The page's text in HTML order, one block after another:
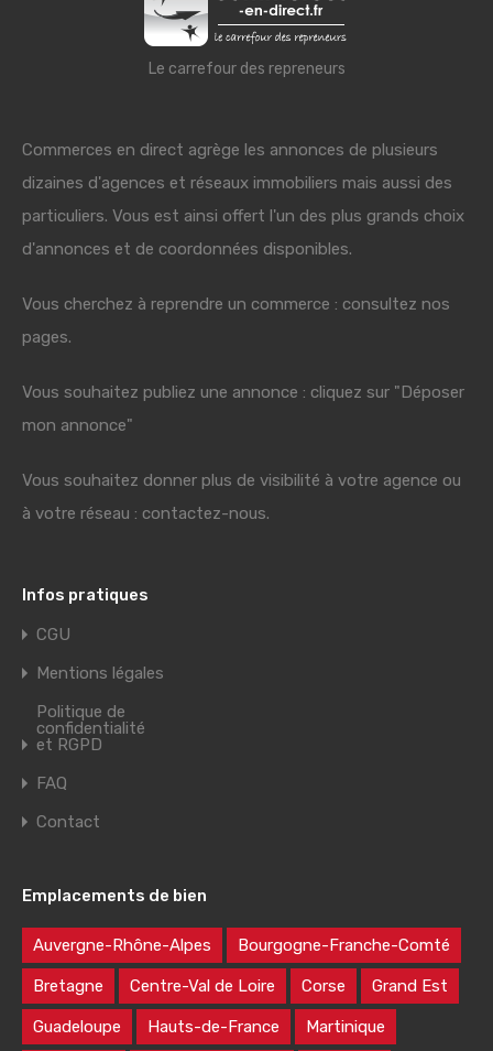
Le carrefour des repreneurs
Commerces en direct agrège les annonces de plusieurs
dizaines d'agences et réseaux immobiliers mais aussi des
particuliers. Vous est ainsi offert l'un des plus grands choix
d'annonces et de coordonnées disponibles.
Vous cherchez à reprendre un commerce : consultez nos
pages.
Vous souhaitez publiez une annonce : cliquez sur "Déposer
mon annonce"
Vous souhaitez donner plus de visibilité à votre agence ou
à votre réseau : contactez-nous.
Infos pratiques
CGU
Mentions légales
Politique de
confidentialité
et RGPD
FAQ
Contact
Emplacements de bien
Auvergne-Rhône-Alpes Bourgogne-Franche-Comté
Bretagne Centre-Val de Loire Corse Grand Est
Guadeloupe Hauts-de-France Martinique